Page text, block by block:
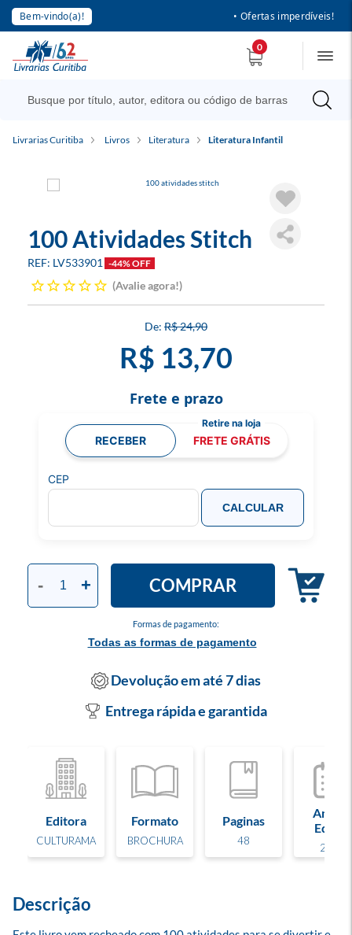
Bem-vindo(a)! • Ofertas imperdíveis!
0
Livrarias Curitiba Livros Literatura Literatura Infantil
100 Atividades Stitch
LV533901 -44% OFF
Avalie agora!
R$ 24,90
R$ 13,70
Formas de pagamento:
Todas as formas de pagamento
- + COMPRAR
Frete e prazo
RECEBER FRETE GRÁTIS
CEP
CALCULAR
Devolução em até 7 dias
Entrega rápida e garantida
Editora
CULTURAMA
Formato
BROCHURA
Paginas
48
Ano de
Edição
2025
Descrição